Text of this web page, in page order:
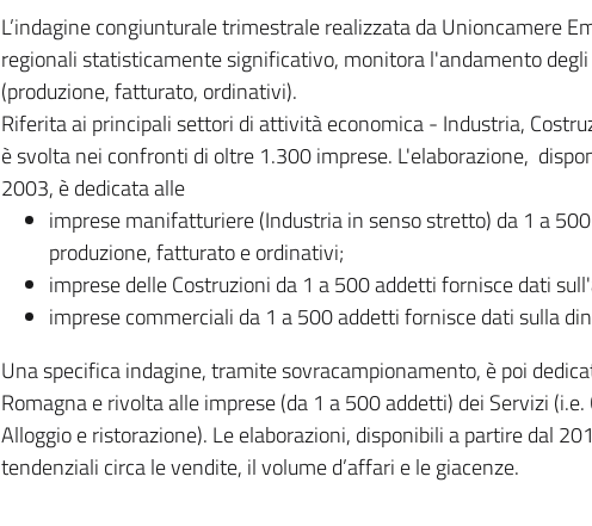
L’indagine congiunturale trimestrale realizzata da Unioncamere
regionali statisticamente significativo, monitora l'andamento
(produzione, fatturato, ordinativi).
Riferita ai principali settori di attività economica - Industria,
è svolta nei confronti di oltre 1.300 imprese. L'elaborazione,
2003, è dedicata alle
imprese manifatturiere (Industria in senso stretto) da 1 a
produzione, fatturato e ordinativi;
imprese delle Costruzioni da 1 a 500 addetti fornisce dati
imprese commerciali da 1 a 500 addetti fornisce dati sulla
Una specifica indagine, tramite sovracampionamento, è poi
Romagna e rivolta alle imprese (da 1 a 500 addetti) dei Servizi
Alloggio e ristorazione). Le elaborazioni, disponibili a partire dal
tendenziali circa le vendite, il volume d’affari e le giacenze.